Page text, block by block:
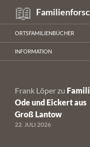
Inhalt
springen
Suchen
ORTSFAMILIENBÜCHER
INFORMATION
Frank Löper zu
Ode und Eickert aus
Groß Lantow
22. JULI 2026